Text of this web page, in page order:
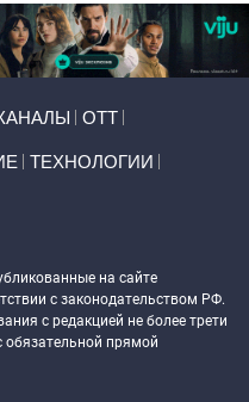
ОТТ
ТЕХНОЛОГИИ
на сайте
с законодательством РФ.
с редакцией не более трети
обязательной прямой